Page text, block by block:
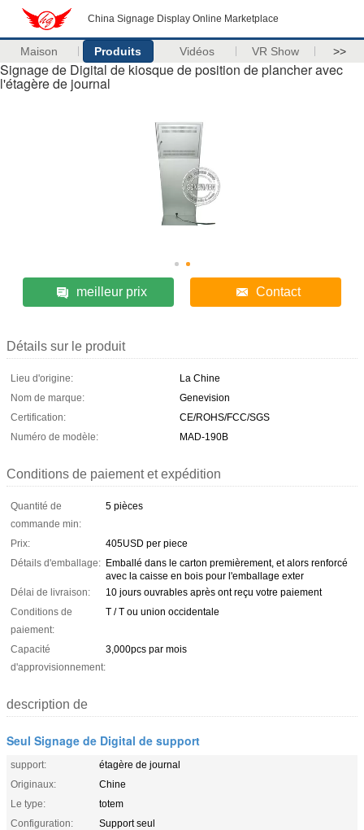
China Signage Display Online Marketplace
Maison Produits Vidéos VR Show >>
Signage de Digital de kiosque de position de plancher avec
l'étagère de journal
meilleur prix Contact
Détails sur le produit
Lieu d'origine:
La Chine
Nom de marque:
Genevision
Certification:
CE/ROHS/FCC/SGS
Numéro de modèle:
MAD-190B
Conditions de paiement et expédition
Quantité de
commande min:
5 pièces
Prix:
405USD per piece
Détails d'emballage: Emballé dans le carton premièrement, et alors renforcé
avec la caisse en bois pour l'emballage exter
Délai de livraison:
10 jours ouvrables après ont reçu votre paiement
Conditions de
paiement:
T / T ou union occidentale
Capacité
d'approvisionnement:
3,000pcs par mois
description de
Seul Signage de Digital de support
support:
étagère de journal
Originaux:
Chine
Le type:
totem
Configuration:
Support seul